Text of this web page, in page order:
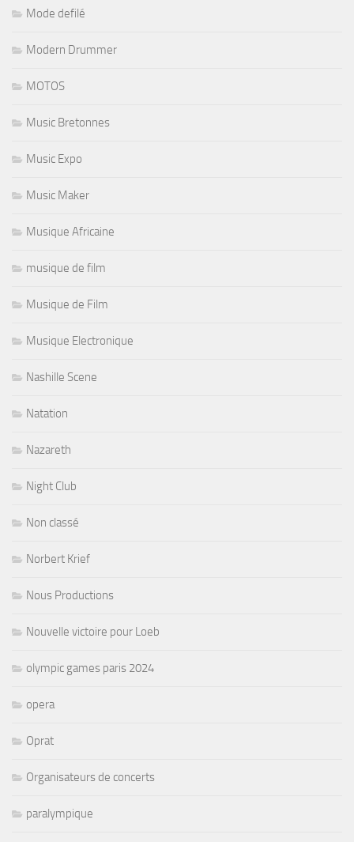
Mode defilé
Modern Drummer
MOTOS
Music Bretonnes
Music Expo
Music Maker
Musique Africaine
musique de film
Musique de Film
Musique Electronique
Nashille Scene
Natation
Nazareth
Night Club
Non classé
Norbert Krief
Nous Productions
Nouvelle victoire pour Loeb
olympic games paris 2024
opera
Oprat
Organisateurs de concerts
paralympique